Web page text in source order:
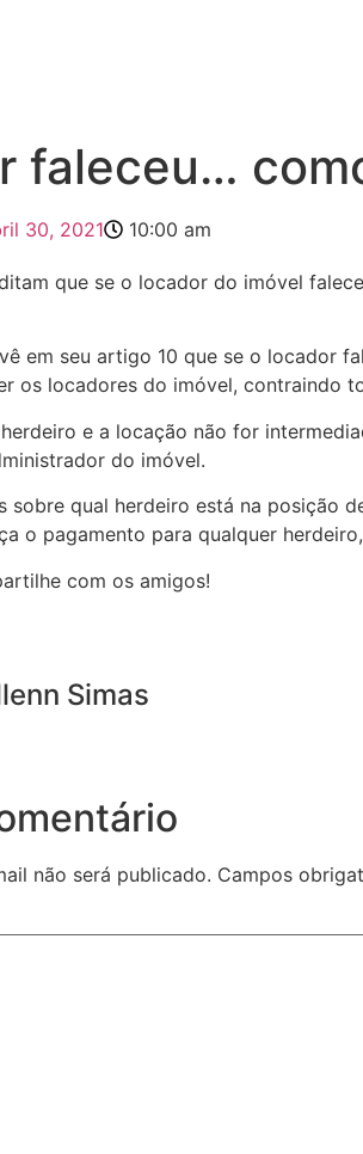
faleceu…
30, 2021 10:00 am
que se o locador do imóvel
em seu artigo 10 que se o locador
os locadores do imóvel, contraindo
e a locação não for
do imóvel.
sobre qual herdeiro está na posição
o pagamento para qualquer
com os amigos!
Simas
não será publicado. Campos